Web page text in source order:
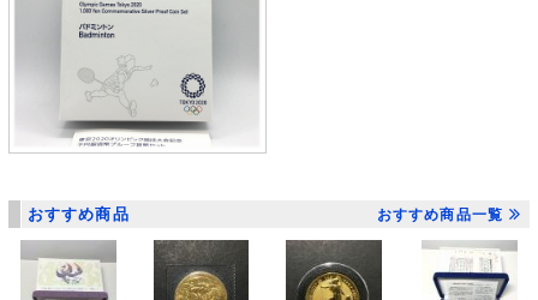
おすすめ商品 おすすめ商品一覧